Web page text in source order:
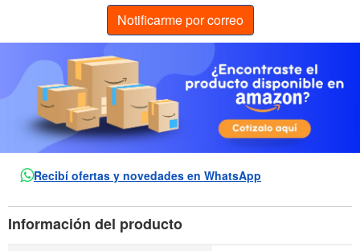
Notificarme por correo
Recibí ofertas y novedades en WhatsApp
Información del producto